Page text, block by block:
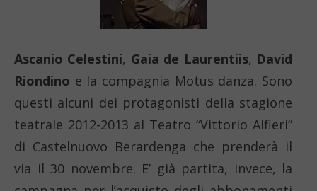
Ascanio Celestini, Gaia de Laurentiis, David
Riondino e la compagnia Motus danza. Sono
questi alcuni dei protagonisti della stagione
teatrale 2012-2013 al Teatro “Vittorio Alfieri”
di Castelnuovo Berardenga che prenderà il
via il 30 novembre. E’ già partita, invece, la